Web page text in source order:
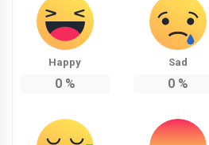
Happy
0%
Sad
0%